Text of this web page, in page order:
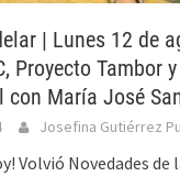
| Lunes 12 de
Proyecto Tambor
con María José
Josefina Gutiérrez
Volvió Novedades de